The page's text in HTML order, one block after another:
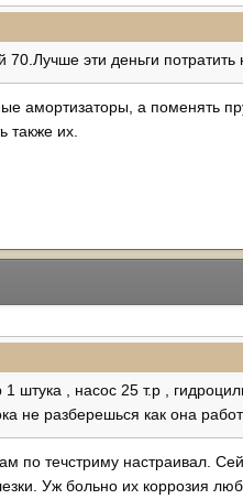
эти деньги
амортизаторы, а поменять
также их.
штука , насос 25 т.р ,
разберешься как она
течстриму настраивал.
Уж больно их коррозия